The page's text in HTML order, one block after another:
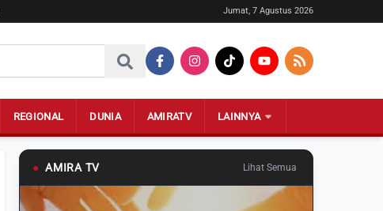
Jumat, 7 Agustus 2026
REGIONAL DUNIA AMIRATV LAINNYA
● AMIRA TV Lihat Semua